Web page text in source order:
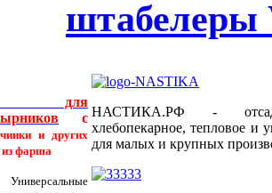
штабелеры
для
с
и других
из фарша
Универсальные
НАСТИКА.РФ -
хлебопекарное, тепловое и
для малых и крупных